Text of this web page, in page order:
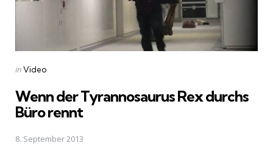
Posted
inVideo
Wenn der Tyrannosaurus Rex durchs
Büro rennt
8. September 2013